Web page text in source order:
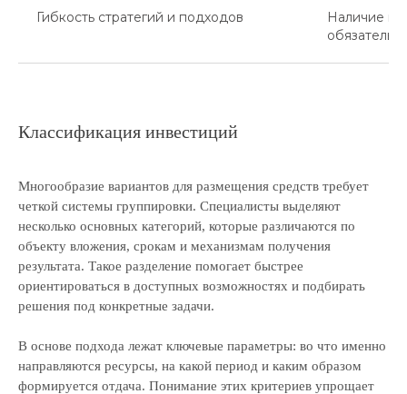
Гибкость стратегий и подходов
Наличие
Классификация инвестиций
Многообразие вариантов для размещения средств требует
четкой системы группировки. Специалисты выделяют
несколько основных категорий, которые различаются по
объекту вложения, срокам и механизмам получения
результата. Такое разделение помогает быстрее
ориентироваться в доступных возможностях и подбирать
решения под конкретные задачи.
В основе подхода лежат ключевые параметры: во что именно
направляются ресурсы, на какой период и каким образом
формируется отдача. Понимание этих критериев упрощает